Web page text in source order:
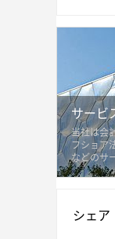
サービ
当社は会
フショア
などのサ
シェア